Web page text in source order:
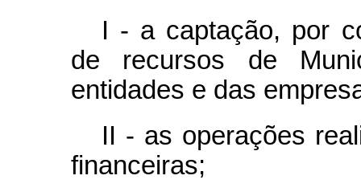
I - a captação, por
de recursos de
entidades e das
II - as operações
financeiras;